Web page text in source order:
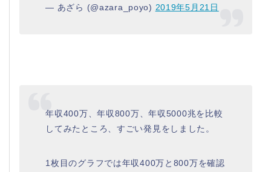
— あざら (@azara_poyo) 2019年5月21日
年収400万、年収800万、年収5000兆を比較
してみたところ、すごい発見をしました。
1枚目のグラフでは年収400万と800万を確認